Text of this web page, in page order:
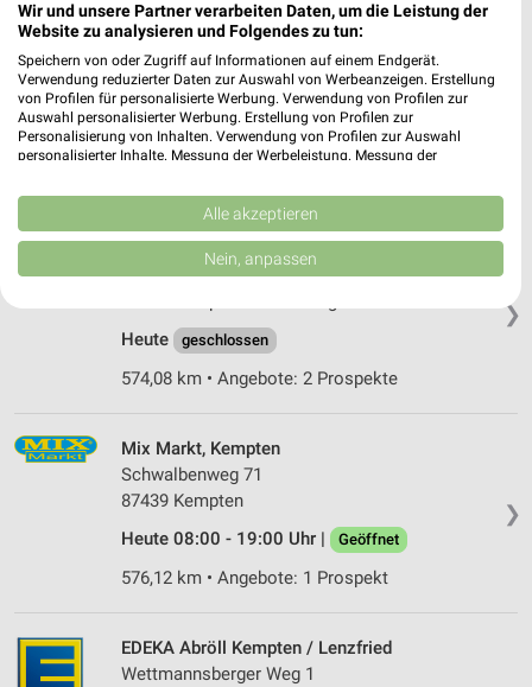
Feneberg Kempten
Im Allmey 25
87435 Kempten
Heute 07:30 - 20:00 Uhr | Geöffnet
❯
Feneberg Kempten-Verwaltung
Ursulasrieder Str. 2
Heute
geschlossen
574,08 km • Angebote: 2 Prospekte
❯
Mix Markt, Kempten
Schwalbenweg 71
87439 Kempten
Heute 08:00 - 19:00 Uhr |
Geöffnet
576,12 km • Angebote: 1 Prospekt
EDEKA Abröll Kempten / Lenzfried
Wettmannsberger Weg 1
Wir und unsere Partner verarbeiten Daten, um die Leistung der
Website zu analysieren und Folgendes zu tun:
Speichern von oder Zugriff auf Informationen auf einem Endgerät.
Verwendung reduzierter Daten zur Auswahl von Werbeanzeigen. Erstellung
von Profilen für personalisierte Werbung. Verwendung von Profilen zur
Auswahl personalisierter Werbung. Erstellung von Profilen zur
Personalisierung von Inhalten. Verwendung von Profilen zur Auswahl
personalisierter Inhalte. Messung der Werbeleistung. Messung der
Kombinationen von Daten aus verschiedenen Quellen. Entwicklung und
Verbesserung der Angebote. Verwendung reduzierter Daten zur Auswahl
von Inhalten.
Daten können außerhalb der Europäischen Union weitergegeben und in die
USA gesendet werden.
Website/App.
Partnerliste anzeigen (1 IAB-Anbieter)
Wir nutzen Ihre Daten für folgende Zwecke:
Speichern von oder Zugriff auf Informationen
auf einem Endgerät
Verwendung reduzierter Daten zur Auswahl von
Werbeanzeigen
Erstellung von Profilen für personalisierte
Verwendung von Profilen zur Auswahl
personalisierter Werbung
Alle akzeptieren
Nein, anpassen